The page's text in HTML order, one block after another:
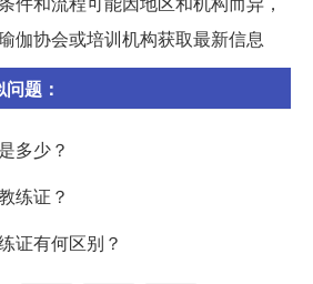
伽协会或培训机构获取最新信息
题：
多少？
练证？
证有何区别？